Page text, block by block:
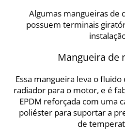
Algumas mangueiras de
possuem terminais
Mangueira de
Essa mangueira leva o
radiador para o motor, e é
EPDM reforçada com uma
poliéster para suportar a
de